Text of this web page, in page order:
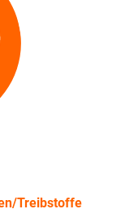
Treibstoffe